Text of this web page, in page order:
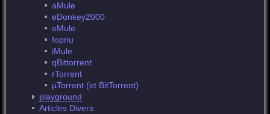
aMule
eDonkey2000
eMule
fopnu
iMule
qBittorrent
rTorrent
µTorrent (et BitTorrent)
playground
Articles Divers